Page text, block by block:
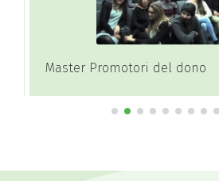
Master Promotori del dono